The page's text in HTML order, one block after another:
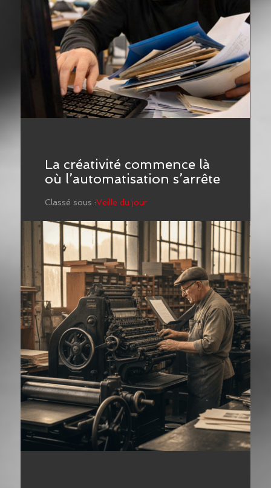
La créativité commence là
où l’automatisation s’arrête
Classé sous :Veille du jour